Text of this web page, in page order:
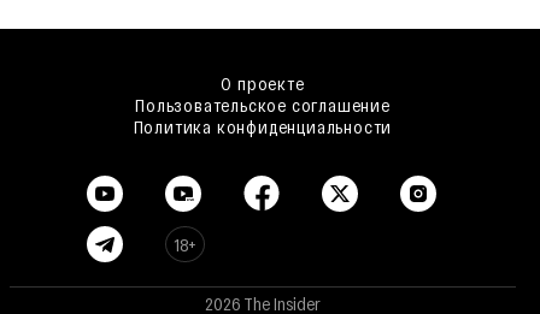
О проекте
Пользовательское соглашение
Политика конфиденциальности
18+
2026 The Insider